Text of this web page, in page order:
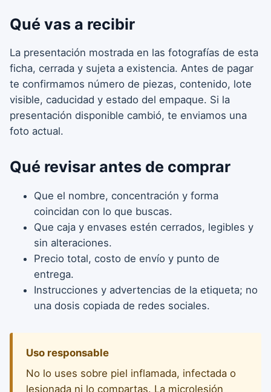
Qué vas a recibir
La presentación mostrada en las fotografías de esta
ficha, cerrada y sujeta a existencia. Antes de pagar
te confirmamos número de piezas, contenido, lote
visible, caducidad y estado del empaque. Si la
presentación disponible cambió, te enviamos una
foto actual.
Qué revisar antes de comprar
Que el nombre, concentración y forma
coincidan con lo que buscas.
Que caja y envases estén cerrados, legibles y
sin alteraciones.
Precio total, costo de envío y punto de
entrega.
Instrucciones y advertencias de la etiqueta; no
una dosis copiada de redes sociales.
Uso responsable
No lo uses sobre piel inflamada, infectada o
lesionada ni lo compartas. La microlesión